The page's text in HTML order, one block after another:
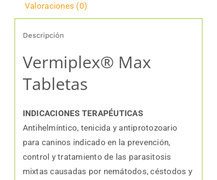
Valoraciones (0)
Descripción
Vermiplex® Max
Tabletas
INDICACIONES TERAPÉUTICAS
Antihelmíntico, tenicida y antiprotozoario
para caninos indicado en la prevención,
control y tratamiento de las parasitosis
mixtas causadas por nemátodos, céstodos y